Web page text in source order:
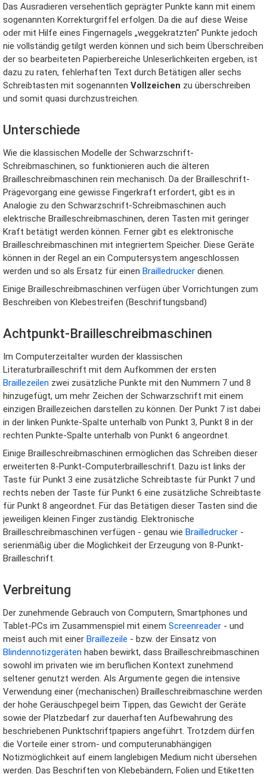
Das Ausradieren versehentlich geprägter Punkte kann mit einem
sogenannten Korrekturgriffel erfolgen. Da die auf diese Weise
oder mit Hilfe eines Fingernagels „weggekratzten“ Punkte jedoch
nie vollständig getilgt werden können und sich beim Überschreiben
der so bearbeiteten Papierbereiche Unleserlichkeiten ergeben, ist
dazu zu raten, fehlerhaften Text durch Betätigen aller sechs
Schreibtasten mit sogenannten Vollzeichen zu überschreiben
und somit quasi durchzustreichen.
Unterschiede
Wie die klassischen Modelle der Schwarzschrift-
Schreibmaschinen, so funktionieren auch die älteren
Brailleschreibmaschinen rein mechanisch. Da der Brailleschrift-
Prägevorgang eine gewisse Fingerkraft erfordert, gibt es in
Analogie zu den Schwarzschrift-Schreibmaschinen auch
elektrische Brailleschreibmaschinen, deren Tasten mit geringer
Kraft betätigt werden können. Ferner gibt es elektronische
Brailleschreibmaschinen mit integriertem Speicher. Diese Geräte
können in der Regel an ein Computersystem angeschlossen
werden und so als Ersatz für einen Brailledrucker dienen.
Einige Brailleschreibmaschinen verfügen über Vorrichtungen zum
Beschreiben von Klebestreifen (Beschriftungsband)
Achtpunkt-Brailleschreibmaschinen
Im Computerzeitalter wurden der klassischen
Literaturbrailleschrift mit dem Aufkommen der ersten
Braillezeilen zwei zusätzliche Punkte mit den Nummern 7 und 8
hinzugefügt, um mehr Zeichen der Schwarzschrift mit einem
einzigen Braillezeichen darstellen zu können. Der Punkt 7 ist dabei
in der linken Punkte-Spalte unterhalb von Punkt 3, Punkt 8 in der
rechten Punkte-Spalte unterhalb von Punkt 6 angeordnet.
Einige Brailleschreibmaschinen ermöglichen das Schreiben dieser
erweiterten 8-Punkt-Computerbrailleschrift. Dazu ist links der
Taste für Punkt 3 eine zusätzliche Schreibtaste für Punkt 7 und
rechts neben der Taste für Punkt 6 eine zusätzliche Schreibtaste
für Punkt 8 angeordnet. Für das Betätigen dieser Tasten sind die
jeweiligen kleinen Finger zuständig. Elektronische
Brailleschreibmaschinen verfügen - genau wie Brailledrucker -
serienmäßig über die Möglichkeit der Erzeugung von 8-Punkt-
Brailleschrift.
Verbreitung
Der zunehmende Gebrauch von Computern, Smartphones und
Tablet-PCs im Zusammenspiel mit einem Screenreader - und
meist auch mit einer Braillezeile - bzw. der Einsatz von
Blindennotizgeräten haben bewirkt, dass Brailleschreibmaschinen
sowohl im privaten wie im beruflichen Kontext zunehmend
seltener genutzt werden. Als Argumente gegen die intensive
Verwendung einer (mechanischen) Brailleschreibmaschine werden
der hohe Geräuschpegel beim Tippen, das Gewicht der Geräte
sowie der Platzbedarf zur dauerhaften Aufbewahrung des
beschriebenen Punktschriftpapiers angeführt. Trotzdem dürfen
die Vorteile einer strom- und computerunabhängigen
Notizmöglichkeit auf einem langlebigen Medium nicht übersehen
werden. Das Beschriften von Klebebändern, Folien und Etiketten